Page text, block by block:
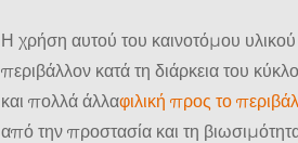
Η χρήση αυτού του καινοτόμου
περιβάλλον κατά τη διάρκεια του
και πολλά άλλαφιλική προς το
από την προστασία και τη